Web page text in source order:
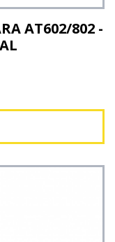
AT602/802 -